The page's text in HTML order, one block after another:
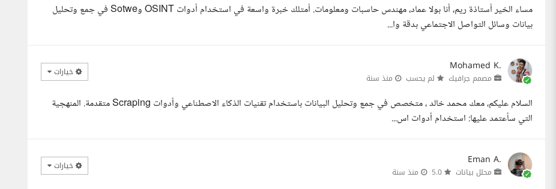
مساء الخير أستاذة ريم، أنا بولا عماد، مهندس حاسبات ومعلومات. أمتلك خبرة واسعة في استخدام أدوات OSINT وSotwe في جمع وتحليل
بيانات وسائل التواصل الاجتماعي بدقة وا...
Mohamed K.
مصمم جرافيك لم يحسب منذ سنة خيارات
السلام عليكم، معك محمد خالد ، متخصص في جمع وتحليل البيانات باستخدام تقنيات الذكاء الاصطناعي وأدوات Scraping متقدمة. المنهجية
التي سأعتمد عليها: استخدام أدوات اس...
Eman A.
محلل بيانات منذ سنة خيارات